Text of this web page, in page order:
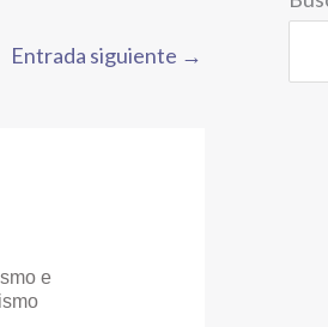
Entrada siguiente →
e